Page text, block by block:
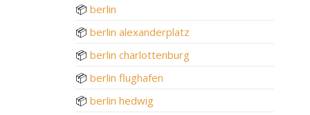
📦 berlin
📦 berlin alexanderplatz
📦 berlin charlottenburg
📦 berlin flughafen
📦 berlin hedwig